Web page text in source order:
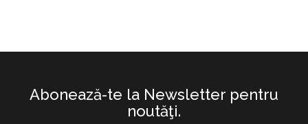
Abonează-te la Newsletter pentru
noutăţi.